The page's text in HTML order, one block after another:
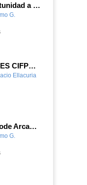
Dale una oportunidad a los Chromebooks y utiliza un proyector para realizar talleres si no tienes pantallas táctiles
G.
Presentación IES CIFPD Ignacio Ellacuría
Ellacuria
Instala MakeCode Arcade para trabajar offline en tu tablet, ordenador, Chromebook
G.